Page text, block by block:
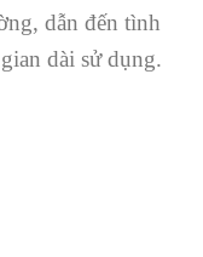
dẫn đến tình
dài sử dụng.